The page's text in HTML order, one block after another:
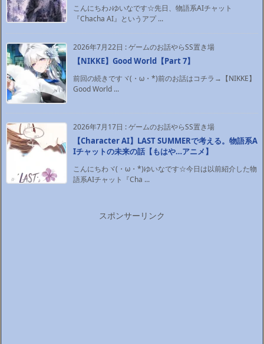
こんにちわ♪ゆいなです☆先日、物語系AIチャット
『Chacha AI』というアプ ...
2026年7月22日 :ゲームのお話やらSS置き場
【NIKKE】Good World【Part 7】
前回の続きですヾ(・ω・*)前のお話はコチラ→【NIKKE】
Good World ...
2026年7月17日 :ゲームのお話やらSS置き場
【Character AI】LAST SUMMERで考える。物語系A
Iチャットの未来の話【もはや…アニメ】
こんにちわヾ(・ω・*)ゆいなです☆今日は以前紹介した物
語系AIチャット『Cha ...
スポンサーリンク